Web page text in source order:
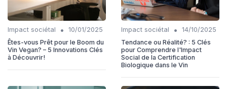
Impact sociétal •
10/01/2025
Êtes-vous Prêt pour le Boom du
Vin Vegan? – 5 Innovations Clés
à Découvrir!
Impact sociétal •
14/10/2025
Tendance ou Réalité? : 5 Clés
pour Comprendre l'Impact
Social de la Certification
Biologique dans le Vin